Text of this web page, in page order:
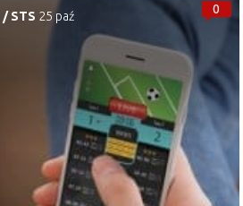
0
/STS 25 paź